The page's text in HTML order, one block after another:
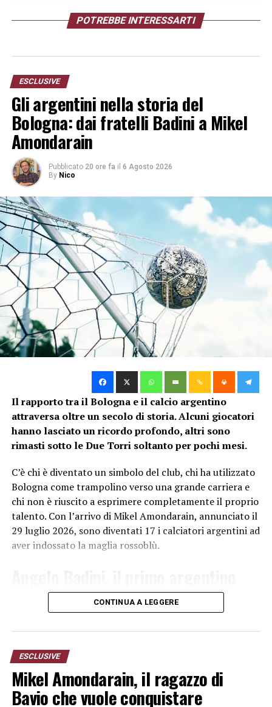
Segui le notizie su Telegram!
TAG: I TIFOSI AL TERMINE DI BOLOGNA.INTER
SUCCESSIVO
Italiano: “Non abbiamo mollato nulla, stagione faticosa
ma…”
DA NON PERDERE
Bologna 3 – 3 Inter, la cronaca della partita
Fabrizio Cremonini
POTREBBE INTERESSARTI
ESCLUSIVE
Gli argentini nella storia del
Bologna: dai fratelli Badini a Mikel
Amondarain
Pubblicato 20 ore fa il 6 Agosto 2026
By Nico
Il rapporto tra il Bologna e il calcio argentino
attraversa oltre un secolo di storia. Alcuni giocatori
hanno lasciato un ricordo profondo, altri sono
rimasti sotto le Due Torri soltanto per pochi mesi.
C’è chi è diventato un simbolo del club, chi ha utilizzato
Bologna come trampolino verso una grande carriera e
chi non è riuscito a esprimere completamente il proprio
talento. Con l’arrivo di Mikel Amondarain, annunciato il
29 luglio 2026, sono diventati 17 i calciatori argentini ad
aver indossato la maglia rossoblù.
del Bologna
successivamente centromediano, fu uno dei primi grandi
trascinatori del Bologna. Carismatico, generoso e
tecnicamente molto preparato, divenne capitano e
contribuì alla crescita del club negli anni precedenti e
CONTINUA A LEGGERE
ESCLUSIVE
Mikel Amondarain, il ragazzo di
Bavio che vuole conquistare